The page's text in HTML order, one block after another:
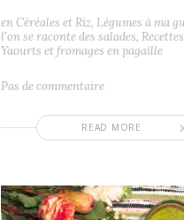
READ MORE
enCéréales et Riz, Légumes à ma
l'on se raconte des salades, Recettes
Yaourts et fromages en pagaille
Pas de commentaire